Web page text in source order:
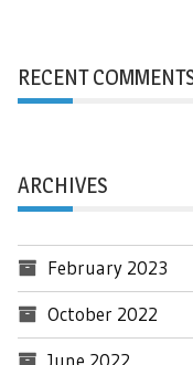
RECENT
ARCHIVES
February 2023
October 2022
June 2022